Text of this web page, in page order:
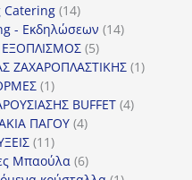
προϊόντα
Catering 1414
προϊόντα
- Εκδηλώσεων 1414
ΕΞΟΠΛΙΣΜΟΣ 55
προϊόντα
ΖΑΧΑΡΟΠΛΑΣΤΙΚΗΣ 11
11
προϊόν
BUFFET 44
ΠΑΓΟΥ 44
1111
προϊόντα
Μπαούλα 66